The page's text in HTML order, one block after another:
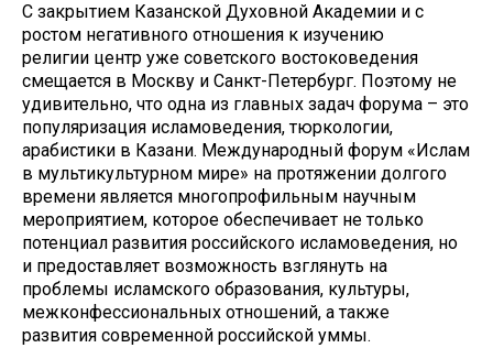
С закрытием Казанской Духовной Академии и с
ростом негативного отношения к изучению
религии центр уже советского востоковедения
смещается в Москву и Санкт-Петербург. Поэтому не
удивительно, что одна из главных задач форума – это
популяризация исламоведения, тюркологии,
арабистики в Казани. Международный форум «Ислам
в мультикультурном мире» на протяжении долгого
времени является многопрофильным научным
мероприятием, которое обеспечивает не только
потенциал развития российского исламоведения, но
и предоставляет возможность взглянуть на
проблемы исламского образования, культуры,
межконфессиональных отношений, а также
развития современной российской уммы.